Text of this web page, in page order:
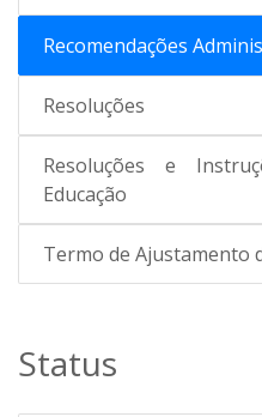
Recomendações
Resoluções
Resoluções e
Educação
Termo de Ajustamento
Status